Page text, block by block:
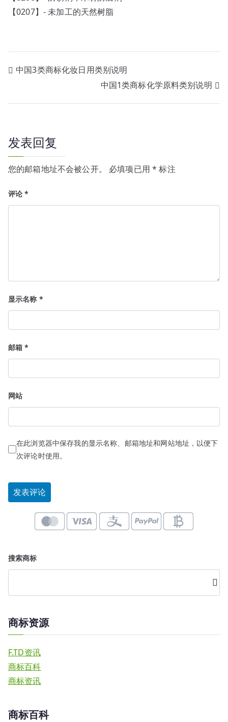
【0207】- 未加工的天然树脂
文
航
中国3类商标化妆日用类别说明
中国1类商标化学原料类别说明
发表回复
您的邮箱地址不会被公开。 必填项已用* 标注
评论*
显示名称 *
邮箱*
网站
在此浏览器中保存我的显示名称、邮箱地址和网站地址，以便下
次评论时使用。
搜索商标
搜
索
商标资源
F.TD资讯
商标百科
商标资讯
商标百科